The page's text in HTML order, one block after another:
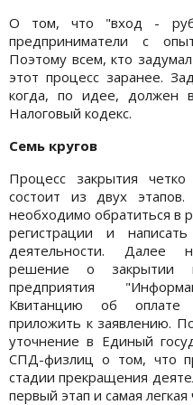
О том, что "вход -
предприниматели с
Поэтому всем, кто
этот процесс заранее.
когда, по идее, должен
Налоговый кодекс.
Семь кругов
Процесс закрытия
состоит из двух
необходимо обратиться в
регистрации и
деятельности. Далее
решение о закрытии в
предприятия
Квитанцию об оплате
приложить к заявлению.
уточнение в Единый
СПД-физлиц о том, что
стадии прекращения
первый этап и самая